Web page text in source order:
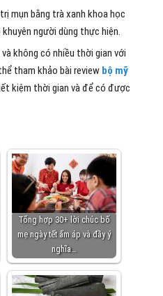
mụn bằng trà xanh khoa học
người dùng thực hiện.
không có nhiều thời gian với
tham khảo bài review bộ mỹ
kiệm thời gian và để có được
Tổng hợp 30+ lời chúc bố
mẹ ngày tết ấm áp và đầy ý
nghĩa…